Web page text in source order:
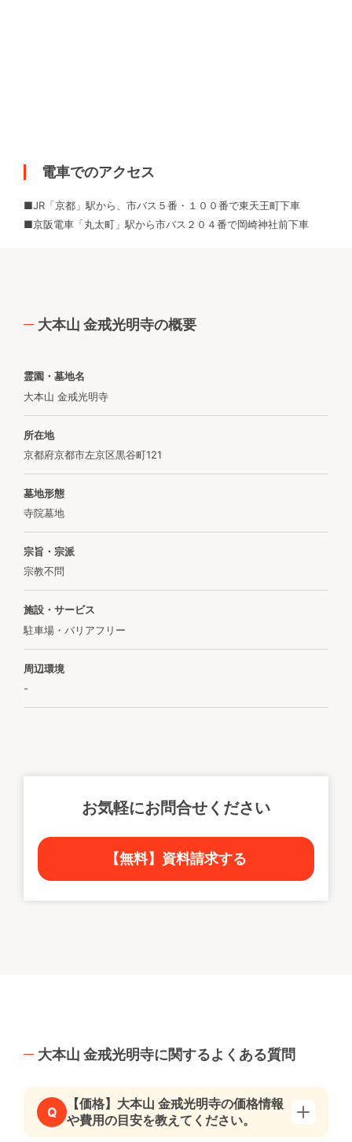
電車でのアクセス
■JR「京都」駅から、市バス５番・１００番で東天王町下車
■京阪電車「丸太町」駅から市バス２０４番で岡崎神社前下車
大本山 金戒光明寺の概要
霊園・墓地名
大本山 金戒光明寺
所在地
京都府京都市左京区黒谷町121
墓地形態
寺院墓地
宗旨・宗派
宗教不問
施設・サービス
駐車場・バリアフリー
周辺環境
-
お気軽にお問合せください
【無料】資料請求する
大本山 金戒光明寺に関するよくある質問
Q
【価格】大本山 金戒光明寺の価格情報
や費用の目安を教えてください。